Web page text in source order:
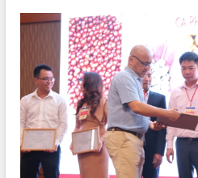
sầu riêng tại Đắk Lắk
Trình diễn nghệ thuật chế biến các
món ăn từ sầu riêng
Đắk Lắk công bố Quy hoạch và xúc
tiến đầu tư tỉnh
Ngành cá ngừ Đắk Lắk chủ động thích
ứng để giữ vững thị trường xuất khẩu
Diễn đàn Kinh tế tư nhân Việt Nam đột
phá cơ chế - Hợp tác công tư
LIÊN KẾT WEB
THỐNG KÊ TRUY CẬP
Hôm nay: 15518
Tất cả:
65991660